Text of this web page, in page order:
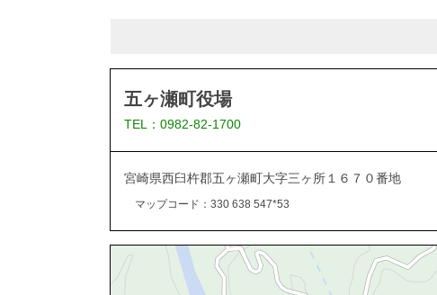
五ヶ瀬町役場
TEL：0982-82-1700
宮崎県西臼杵郡五ヶ瀬町大字三ヶ所１６７０番地
マップコード：330 638 547*53